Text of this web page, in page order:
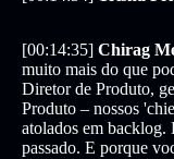
[00:14:35] Chirag
muito mais do que
Diretor de Produto,
Produto – nossos
atolados em backlog.
passado. E porque